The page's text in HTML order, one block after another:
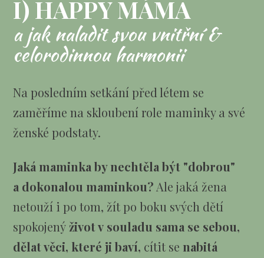
I) HAPPY MÁMA
a jak naladit svou vnitřní &
celorodinnou harmonii
Na posledním setkání před létem se
zaměříme na skloubení role maminky a své
ženské podstaty.
Jaká maminka by nechtěla být "dobrou"
a dokonalou maminkou? Ale jaká žena
netouží i po tom, žít po boku svých dětí
spokojený život v souladu sama se sebou,
dělat věci, které ji baví, cítit se nabitá